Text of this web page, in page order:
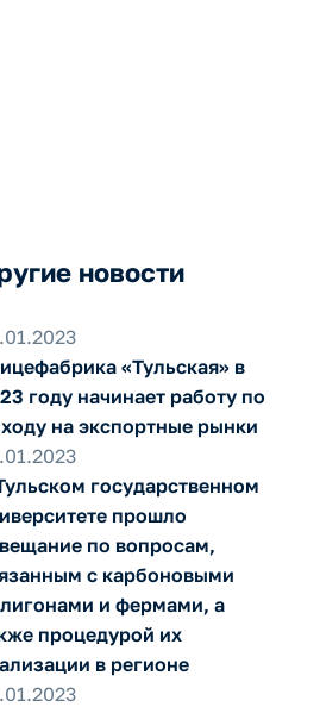
новости
«Тульская» в
году начинает работу по
на экспортные рынки
государственном
прошло
по вопросам,
с карбоновыми
и фермами, а
процедурой их
в регионе